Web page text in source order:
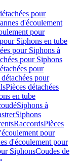
pour
d'écoulement
pour
Siphons en tube
pour Siphons à
pour Siphons
pour
pour
Pièces détachées
en tube
Siphons à
Siphons
RaccordsPièces
pour
d'écoulement pour
SiphonsCoudes de